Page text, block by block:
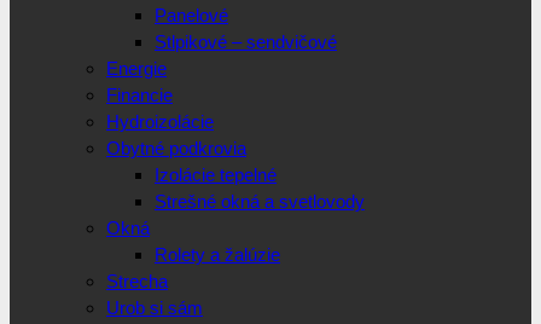
Panelové
Stlpikové – sendvičové
Energie
Financie
Hydroizolácie
Obytné podkrovia
Izolácie tepelné
Strešné okná a svetlovody
Okná
Rolety a žalúzie
Strecha
Urob si sám